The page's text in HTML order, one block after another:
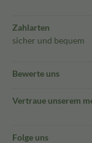
Zahlarten
sicher und bequem
Bewerte uns
Vertraue unserem
Folge uns